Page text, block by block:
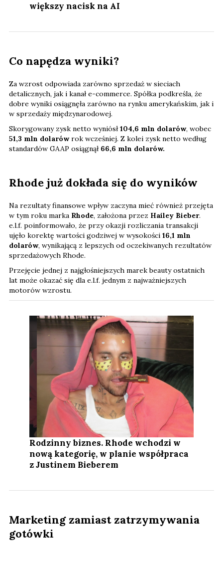
większy nacisk na AI
Co napędza wyniki?
Za wzrost odpowiada zarówno sprzedaż w sieciach
detalicznych, jak i kanał e-commerce. Spółka podkreśla, że
dobre wyniki osiągnęła zarówno na rynku amerykańskim, jak i
w sprzedaży międzynarodowej.
Skorygowany zysk netto wyniósł104,6 mln dolarów, wobec
51,3 mln dolarówrok wcześniej. Z kolei zysk netto według
standardów GAAP osiągnął 66,6 mln dolarów.
Rhode już dokłada się do wyników
Na rezultaty finansowe wpływ zaczyna mieć również przejęta
w tym roku marka Rhode, założona przez Hailey Bieber.
e.l.f. poinformowało, że przy okazji rozliczania transakcji
ujęło korektę wartości godziwej w wysokości 16,1 mln
dolarów, wynikającą z lepszych od oczekiwanych rezultatów
sprzedażowych Rhode.
Przejęcie jednej z najgłośniejszych marek beauty ostatnich
lat może okazać się dla e.l.f. jednym z najważniejszych
motorów wzrostu.
Rodzinny biznes. Rhode wchodzi w
nową kategorię, w planie współpraca
z Justinem Bieberem
Marketing zamiast zatrzymywania
gotówki